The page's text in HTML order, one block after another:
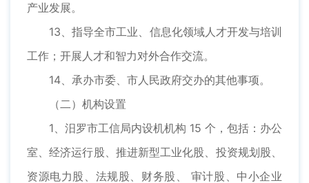
产业发展。
13、指导全市工业、信息化领域人才开发与培训
工作；开展人才和智力对外合作交流。
14、承办市委、市人民政府交办的其他事项。
（二）机构设置
1、汨罗市工信局内设机机构 15 个，包括：办公
室、经济运行股、推进新型工业化股、投资规划股、
资源电力股、法规股、财务股、 审计股、中小企业